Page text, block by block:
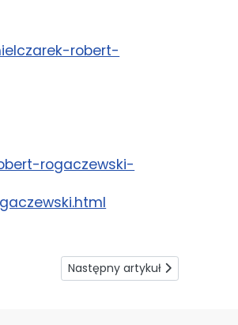
robert-
rogaczewski-
Następny artykuł: Ile twarzy
Następny artykuł